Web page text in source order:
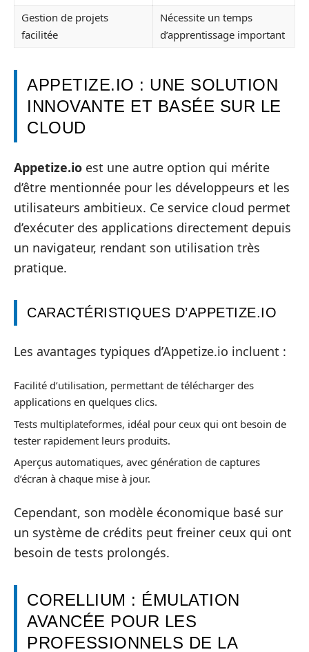
Gestion de projets
facilitée
Nécessite un temps
d’apprentissage important
APPETIZE.IO : UNE SOLUTION
INNOVANTE ET BASÉE SUR LE
CLOUD
Appetize.io est une autre option qui mérite
d’être mentionnée pour les développeurs et les
utilisateurs ambitieux. Ce service cloud permet
d’exécuter des applications directement depuis
un navigateur, rendant son utilisation très
pratique.
CARACTÉRISTIQUES D’APPETIZE.IO
Les avantages typiques d’Appetize.io incluent :
Facilité d’utilisation, permettant de télécharger des
applications en quelques clics.
Tests multiplateformes, idéal pour ceux qui ont besoin de
tester rapidement leurs produits.
Aperçus automatiques, avec génération de captures
d’écran à chaque mise à jour.
Cependant, son modèle économique basé sur
un système de crédits peut freiner ceux qui ont
besoin de tests prolongés.
CORELLIUM : ÉMULATION
AVANCÉE POUR LES
PROFESSIONNELS DE LA